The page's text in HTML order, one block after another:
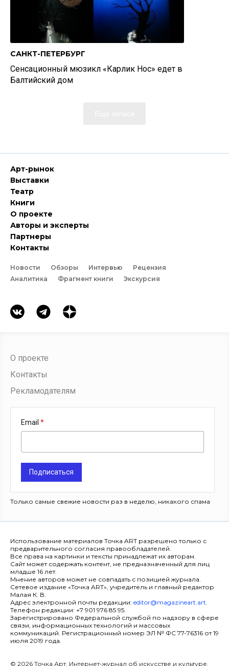
САНКТ-ПЕТЕРБУРГ
Сенсационный мюзикл «Карлик Нос» едет в
Балтийский дом
Арт-рынок
Выставки
Театр
Книги
О проекте
Авторы и эксперты
Партнеры
Контакты
Новости Обзоры Интервью
Рецензия
Аналитика
Фрагмент книги Экскурсия
О проекте
Контакты
Рекламодателям
Email
Подписаться
Только самые свежие новости раз в неделю, никакого спама
Использование материалов Точка ART разрешено только с
предварительного согласия правообладателей.
Все права на картинки и тексты принадлежат их авторам.
Сайт может содержать контент, не предназначенный для лиц
младше 16 лет.
Мнение авторов может не совпадать с позицией журнала.
Сетевое издание «Точка ART», учредитель и главный редактор
Малая К. В.
Адрес электронной почты редакции: editor@magazineart.art.
Телефон редакции: +7 901 976 85 95.
Зарегистрировано Федеральной службой по надзору в сфере
связи, информационных технологий и массовых
коммуникаций. Регистрационный номер ЭЛ № ФС 77-76316 от 19
июля 2019 года.
© 2026 Точка Арт. Интернет-журнал об искусстве и культуре.